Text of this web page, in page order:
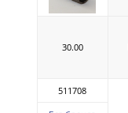
30.00
511708